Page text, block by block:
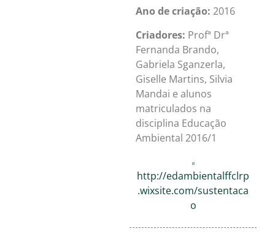
Ano de criação:2016
Criadores: Profª Drª
Fernanda Brando,
Gabriela Sganzerla,
Giselle Martins, Silvia
Mandai e alunos
matriculados na
disciplina Educação
Ambiental 2016/1
http://edambientalffclrp
.wixsite.com/sustentaca
o